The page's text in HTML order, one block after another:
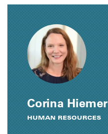
Corina Hiemer
HUMAN RESOURCES